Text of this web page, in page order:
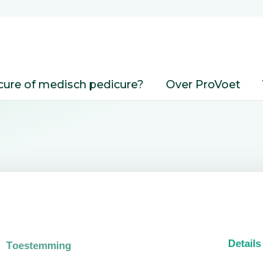
Toestemming Details
of medisch pedicure? Over ProVoet